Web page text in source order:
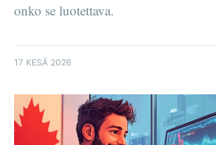
onko se luotettava.
17 KESÄ 2026